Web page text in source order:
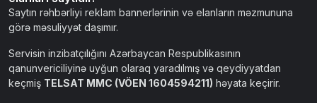
Saytın rəhbərliyi reklam bannerlərinin və elanların məzmununa
görə məsuliyyət daşımır.
Servisin inzibatçılığını Azərbaycan Respublikasının
qanunvericiliyinə uyğun olaraq yaradılmış və qeydiyyatdan
keçmiş TELSAT MMC (VÖEN 1604594211) həyata keçirir.